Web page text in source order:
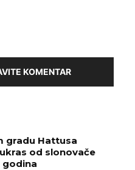
KOMENTAR
gradu Hattusa
od slonovače
godina